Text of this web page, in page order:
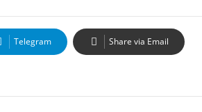
Telegram Share via Email